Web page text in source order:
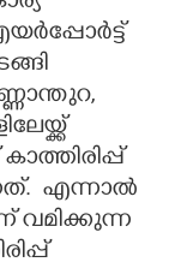
എന്നാൽ
വമിക്കുന്ന